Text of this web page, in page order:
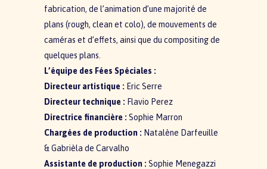
fabrication, de l’animation d’une majorité de
plans (rough, clean et colo), de mouvements de
caméras et d’effets, ainsi que du compositing de
quelques plans.
L’équipe des Fées Spéciales :
Directeur artistique : Eric Serre
Directeur technique : Flavio Perez
Directrice financière : Sophie Marron
Chargées de production : Natalène Darfeuille
& Gabrièla de Carvalho
Assistante de production : Sophie Menegazzi